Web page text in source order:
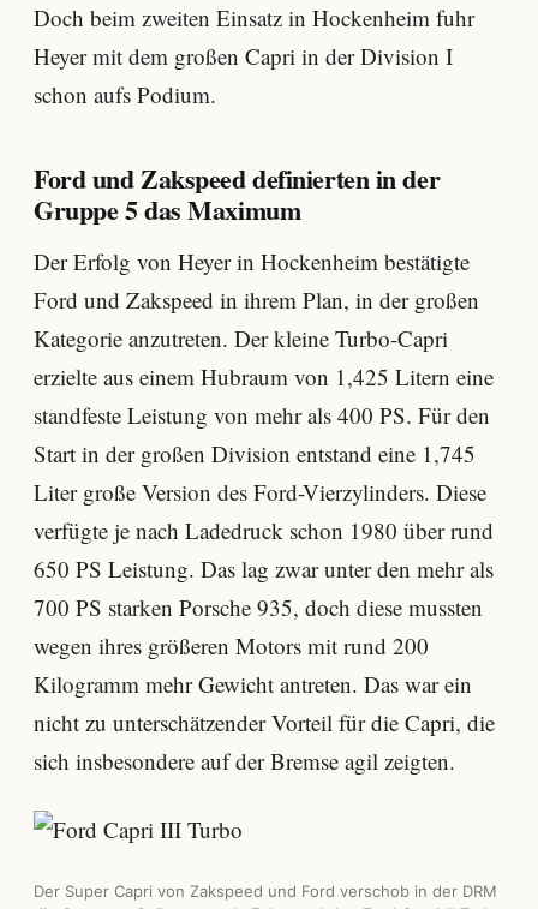
Doch beim zweiten Einsatz in Hockenheim fuhr
Heyer mit dem großen Capri in der Division I
schon aufs Podium.
Ford und Zakspeed definierten in der
Gruppe 5 das Maximum
Der Erfolg von Heyer in Hockenheim bestätigte
Ford und Zakspeed in ihrem Plan, in der großen
Kategorie anzutreten. Der kleine Turbo-Capri
erzielte aus einem Hubraum von 1,425 Litern eine
standfeste Leistung von mehr als 400 PS. Für den
Start in der großen Division entstand eine 1,745
Liter große Version des Ford-Vierzylinders. Diese
verfügte je nach Ladedruck schon 1980 über rund
650 PS Leistung. Das lag zwar unter den mehr als
700 PS starken Porsche 935, doch diese mussten
wegen ihres größeren Motors mit rund 200
Kilogramm mehr Gewicht antreten. Das war ein
nicht zu unterschätzender Vorteil für die Capri, die
sich insbesondere auf der Bremse agil zeigten.
Der Super Capri von Zakspeed und Ford verschob in der DRM